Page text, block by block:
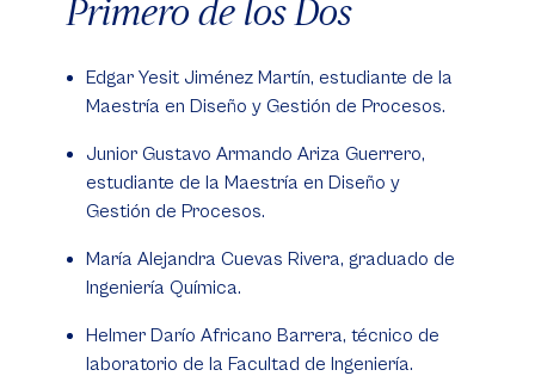
Primero de los Dos
Edgar Yesit Jiménez Martín, estudiante de la
Maestría en Diseño y Gestión de Procesos.
Junior Gustavo Armando Ariza Guerrero,
estudiante de la Maestría en Diseño y
Gestión de Procesos.
María Alejandra Cuevas Rivera, graduado de
Ingeniería Química.
Helmer Darío Africano Barrera, técnico de
laboratorio de la Facultad de Ingeniería.